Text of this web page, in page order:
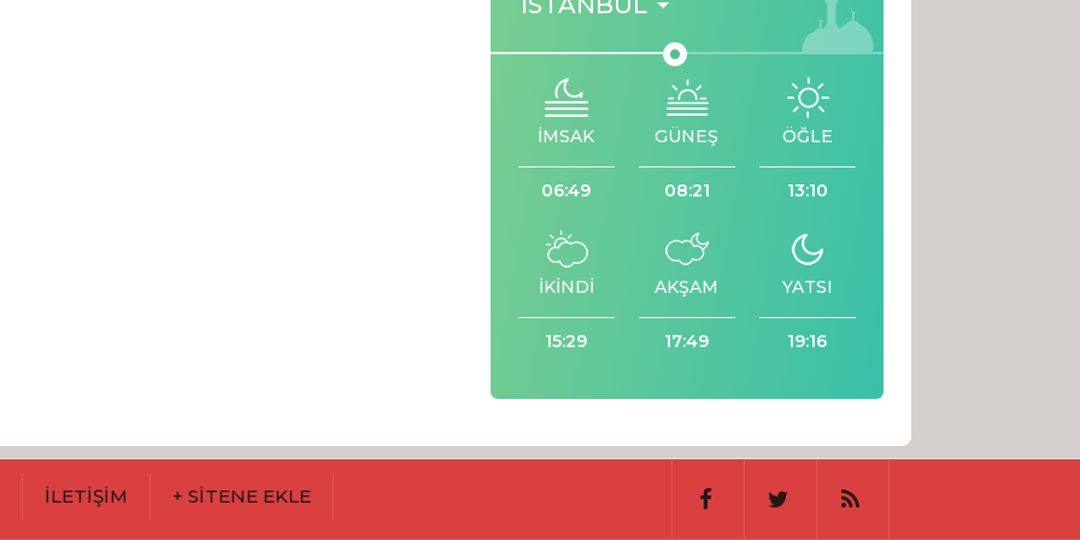
İMSAK
06:49
GÜNEŞ
08:21
ÖĞLE
13:10
İKİNDİ
15:29
AKŞAM
17:49
YATSI
19:16
İLETİŞİM + SİTENE EKLE